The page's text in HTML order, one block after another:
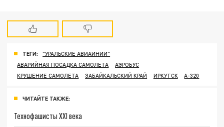
ТЕГИ:
"УРАЛЬСКИЕ АВИАИНИИ"
АВАРИЙНАЯ ПОСАДКА САМОЛЕТА
АЭРОБУС
КРУШЕНИЕ САМОЛЕТА
ЗАБАЙКАЛЬСКИЙ КРАЙ ИРКУТСК А-320
ЧИТАЙТЕ ТАКЖЕ:
Технофашисты XXI века